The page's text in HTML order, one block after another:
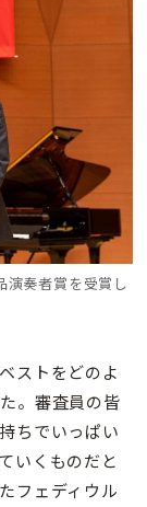
演奏者賞を受賞し
ストをどのよ
。審査員の皆
ちでいっぱい
いくものだと
フェディウル